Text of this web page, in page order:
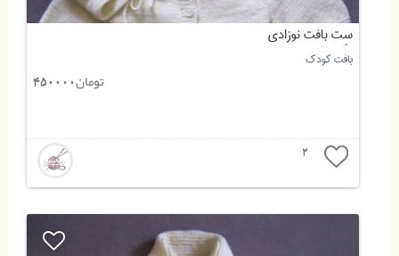
سِت بافت نوزادی
بافت کودک
تومان450000
2